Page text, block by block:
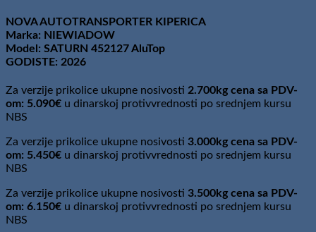
NOVA AUTOTRANSPORTER KIPERICA
Marka: NIEWIADOW
Model: SATURN 452127 AluTop
GODISTE: 2026
Za verzije prikolice ukupne nosivosti 2.700kg cena sa PDV-
om: 5.090€ u dinarskoj protivvrednosti po srednjem kursu
NBS
Za verzije prikolice ukupne nosivosti 3.000kg cena sa PDV-
om: 5.450€ u dinarskoj protivvrednosti po srednjem kursu
NBS
Za verzije prikolice ukupne nosivosti 3.500kg cena sa PDV-
om: 6.150€ u dinarskoj protivvrednosti po srednjem kursu
NBS